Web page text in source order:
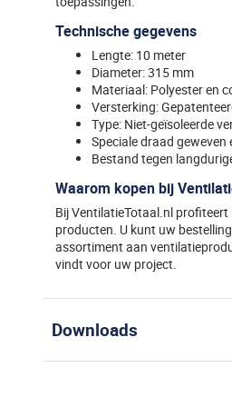
Technische gegevens
Lengte: 10 meter
Diameter: 315 mm
Materiaal: Polyester en
Versterking:
Type: Niet-geïsoleerde
Speciale draad geweven
Bestand tegen
Waarom kopen bij
Bij VentilatieTotaal.nl profiteert
producten. U kunt uw
assortiment aan
vindt voor uw project.
Algemeen
Downloads